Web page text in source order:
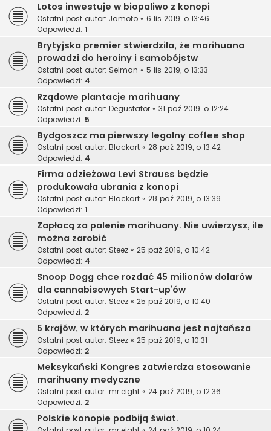
Lotos inwestuje w biopaliwo z konopi
Ostatni post autor: Jamoto « 6 lis 2019, o 13:46
Odpowiedzi: 1
Brytyjska premier stwierdziła, że marihuana
prowadzi do heroiny i samobójstw
Ostatni post autor: Selman « 5 lis 2019, o 13:33
Odpowiedzi: 4
Rządowe plantacje marihuany
Ostatni post autor: Degustator « 31 paź 2019, o 12:24
Odpowiedzi: 5
Bydgoszcz ma pierwszy legalny coffee shop
Ostatni post autor: Blackart « 28 paź 2019, o 13:42
Odpowiedzi: 4
Firma odzieżowa Levi Strauss będzie
produkowała ubrania z konopi
Ostatni post autor: Blackart « 28 paź 2019, o 13:39
Odpowiedzi: 1
Zapłacą za palenie marihuany. Nie uwierzysz, ile
można zarobić
Ostatni post autor: Steez « 25 paź 2019, o 10:42
Odpowiedzi: 4
Snoop Dogg chce rozdać 45 milionów dolarów
dla cannabisowych Start-up’ów
Ostatni post autor: Steez « 25 paź 2019, o 10:40
Odpowiedzi: 2
5 krajów, w których marihuana jest najtańsza
Ostatni post autor: Steez « 25 paź 2019, o 10:31
Odpowiedzi: 2
Meksykański Kongres zatwierdza stosowanie
marihuany medyczne
Ostatni post autor: mr.eight « 24 paź 2019, o 12:36
Odpowiedzi: 2
Polskie konopie podbiją świat.